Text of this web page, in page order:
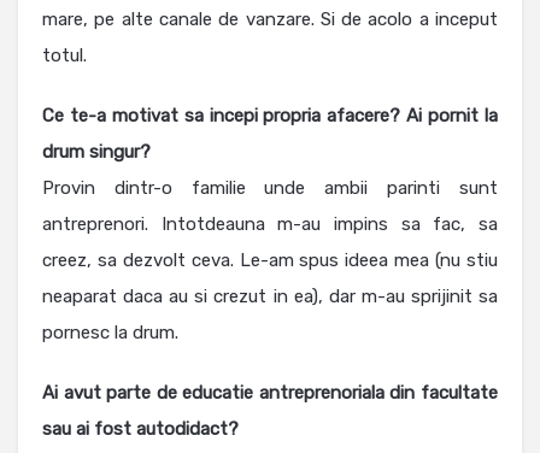
mare, pe alte canale de vanzare. Si de acolo a inceput
totul.
Ce te-a motivat sa incepi propria afacere? Ai pornit la
drum singur?
Provin dintr-o familie unde ambii parinti sunt
antreprenori. Intotdeauna m-au impins sa fac, sa
creez, sa dezvolt ceva. Le-am spus ideea mea (nu stiu
neaparat daca au si crezut in ea), dar m-au sprijinit sa
pornesc la drum.
Ai avut parte de educatie antreprenoriala din facultate
sau ai fost autodidact?